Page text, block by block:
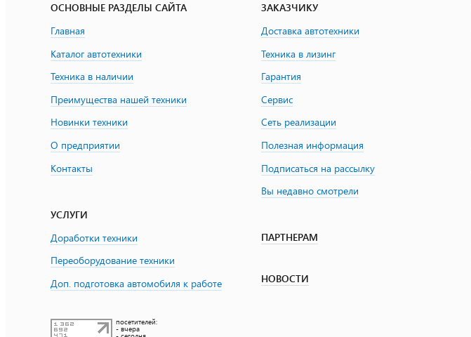
ОСНОВНЫЕ РАЗДЕЛЫ САЙТА
Главная
Каталог автотехники
Техника в наличии
Преимущества нашей техники
Новинки техники
О предприятии
Контакты
УСЛУГИ
Доработки техники
Переоборудование техники
Доп. подготовка автомобиля к работе
посетителей:
- вчера
ЗАКАЗЧИКУ
Доставка автотехники
Техника в лизинг
Гарантия
Сервис
Сеть реализации
Полезная информация
Подписаться на рассылку
Вы недавно смотрели
ПАРТНЕРАМ
НОВОСТИ